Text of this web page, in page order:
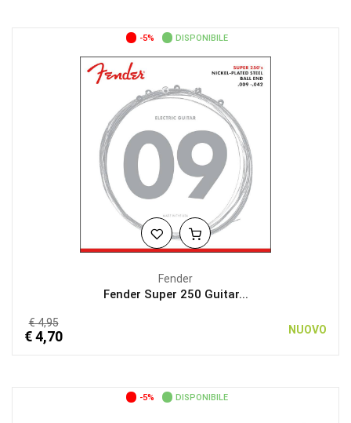
-5% DISPONIBILE
Fender
Fender Super 250 Guitar...
€ 4,95
€ 4,70 NUOVO
-5% DISPONIBILE